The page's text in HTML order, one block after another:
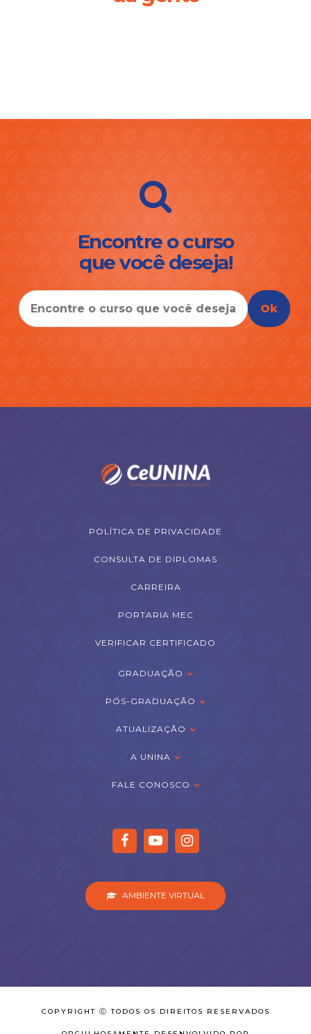
Encontre o curso
que você deseja!
Ok
POLÍTICA DE PRIVACIDADE
CONSULTA DE DIPLOMAS
CARREIRA
PORTARIA MEC
VERIFICAR CERTIFICADO
GRADUAÇÃO
PÓS-GRADUAÇÃO
ATUALIZAÇÃO
A UNINA
FALE CONOSCO
AMBIENTE VIRTUAL
COPYRIGHT Ⓒ TODOS OS DIREITOS RESERVADOS